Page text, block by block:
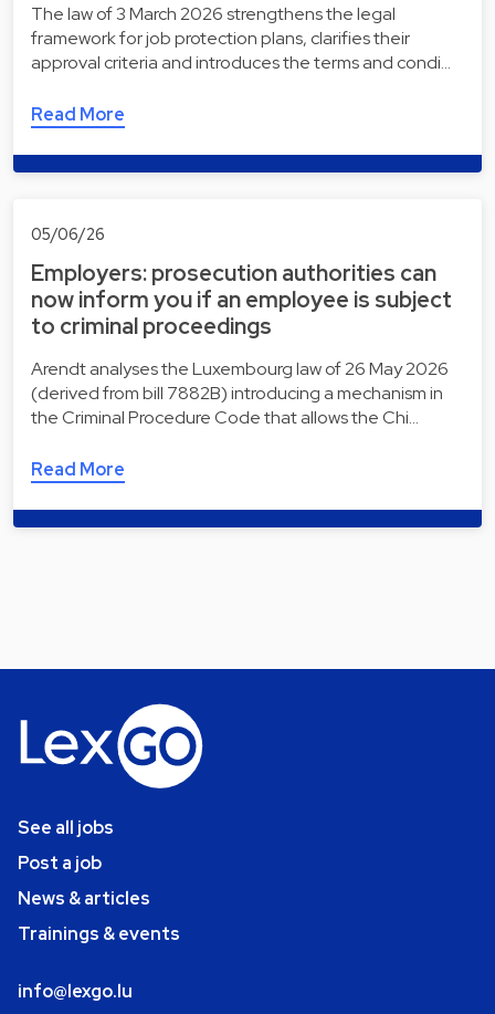
The law of 3 March 2026 strengthens the legal
framework for job protection plans, clarifies their
approval criteria and introduces the terms and condi…
Read More
05/06/26
Employers: prosecution authorities can
now inform you if an employee is subject
to criminal proceedings
Arendt analyses the Luxembourg law of 26 May 2026
(derived from bill 7882B) introducing a mechanism in
the Criminal Procedure Code that allows the Chi…
Read More
See all jobs
Post a job
News & articles
Trainings & events
info@lexgo.lu